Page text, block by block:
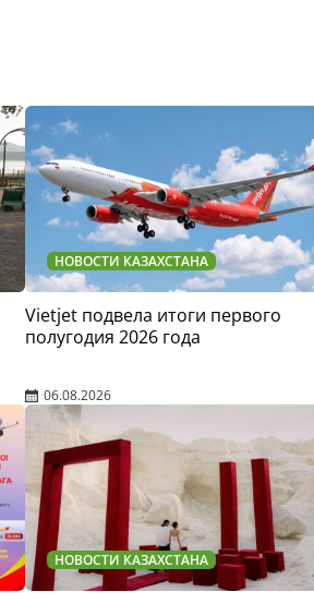
НОВОСТИ КАЗАХСТАНА
Vietjet подвела итоги первого
полугодия 2026 года
06.08.2026
НОВОСТИ КАЗАХСТАНА